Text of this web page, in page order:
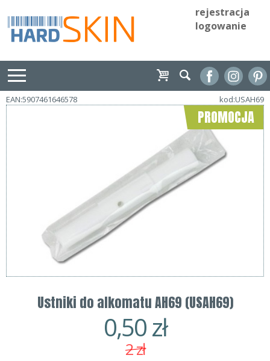
rejestracja
logowanie
EAN:5907461646578 kod:USAH69
PROMOCJA
Ustniki do alkomatu AH69 (USAH69)
0,50zł
2zł